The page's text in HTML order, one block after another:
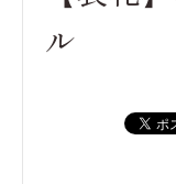
ル